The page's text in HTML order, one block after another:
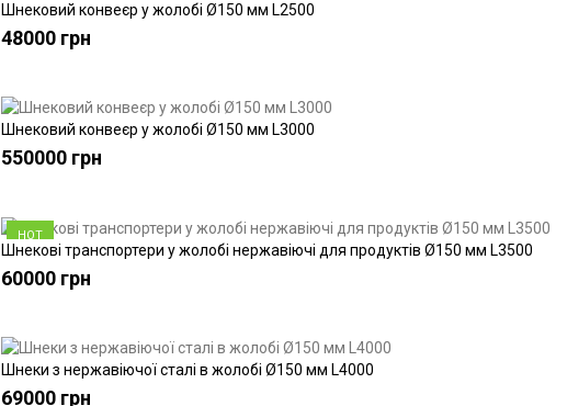
Шнековий конвеєр у жолобі Ø150 мм L2500
48000 грн
Шнековий конвеєр у жолобі Ø150 мм L3000
550000 грн
HOT
Шнекові транспортери у жолобі нержавіючі для продуктів Ø150 мм L3500
60000 грн
Шнеки з нержавіючої сталі в жолобі Ø150 мм L4000
69000 грн